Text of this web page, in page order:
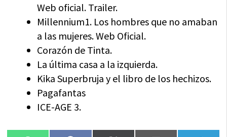
Web oficial. Trailer.
Millennium1. Los hombres que no amaban
a las mujeres. Web Oficial.
Corazón de Tinta.
La última casa a la izquierda.
Kika Superbruja y el libro de los hechizos.
Pagafantas
ICE-AGE 3.